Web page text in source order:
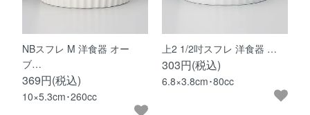
NBスフレ M 洋食器 オー
ブ…
369円(税込)
10×5.3cm･260cc
上2 1/2吋スフレ 洋食器 …
303円(税込)
6.8×3.8cm･80cc